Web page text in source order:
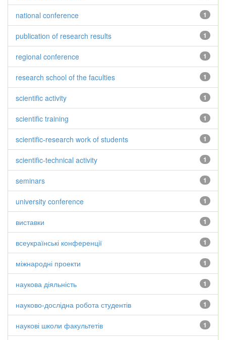
1
national conference
1
publication of research results
1
regional conference
1
research school of the faculties
1
scientific activity
1
scientific training
1
scientific-research work of students
1
scientific-technical activity
1
seminars
1
university conference
1
виставки
1
всеукраїнські конференції
1
міжнародні проекти
1
наукова діяльність
1
науково-дослідна робота студентів
1
наукові школи факультетів